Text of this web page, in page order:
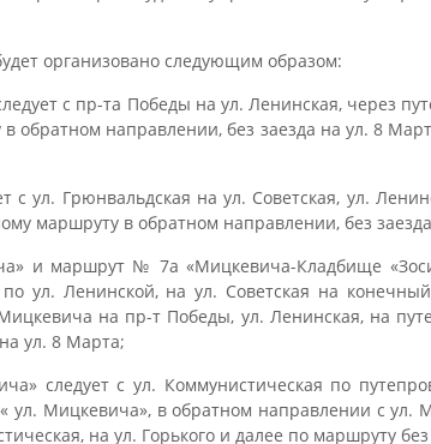
организовано следующим образом:
с пр-та Победы на ул. Ленинская, через
обратном направлении, без заезда на ул. 8
с ул. Грюнвальдская на ул. Советская, ул.
маршруту в обратном направлении, без
и маршрут № 7а «Мицкевича-Кладбище
ул. Ленинской, на ул. Советская на
на пр-т Победы, ул. Ленинская, на
ул. 8 Марта;
следует с ул. Коммунистическая по
ул. Мицкевича», в обратном направлении с ул.
на ул. Горького и далее по маршруту